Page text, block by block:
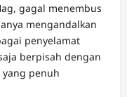
gagal menembus
mengandalkan
penyelamat
berpisah dengan
penuh